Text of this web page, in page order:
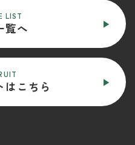
LIST
覧へ
はこちら